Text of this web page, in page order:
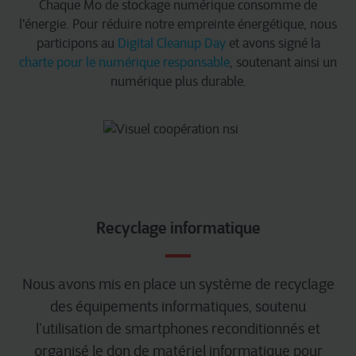
Chaque Mo de stockage numérique consomme de
l'énergie. Pour réduire notre empreinte énergétique, nous
participons au Digital Cleanup Dayet avons signé la
charte pour le numérique responsable, soutenant ainsi un
numérique plus durable.
Recyclage informatique
Nous avons mis en place un système de recyclage
des équipements informatiques, soutenu
l’utilisation de smartphones reconditionnés et
organisé le don de matériel informatique pour